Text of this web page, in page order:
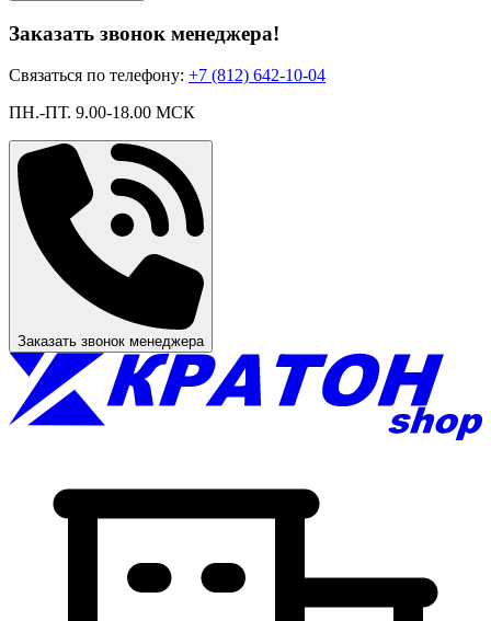
Заказать звонок менеджера!
Связаться по телефону: +7 (812) 642-10-04
ПН.-ПТ. 9.00-18.00 МСК
Заказать звонок менеджера